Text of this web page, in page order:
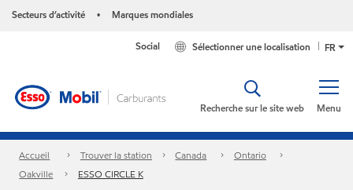
Secteurs d’activité • Marques mondiales
FR
Sélectionner une localisation
Social
Menu
Recherche sur le site web
Accueil Trouver la station Canada
Ontario
Oakville
ESSO CIRCLE K